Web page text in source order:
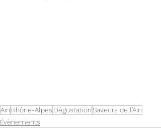
Ain Rhône-Alpes DégustationSaveurs de l'Ain
Évènements